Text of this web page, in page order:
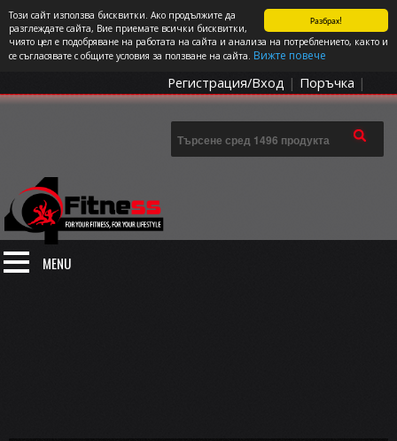
Разбрах!
Този сайт използва бисквитки. Ако продължите да
разглеждате сайта, Вие приемате всички бисквитки,
чиято цел е подобряване на работата на сайта и анализа на потреблението, както и
се съгласявате с общите условия за ползване на сайта. Вижте повече
СПОРТЪТ И ДОБАВКИТЕ КАТО НАЧИН НА ЖИВОТ
0 артикула Цена: 0.00€
Регистрация/Вход | Поръчка |
MENU